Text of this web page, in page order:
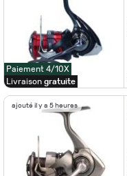
Paiement 4/10X
Livraison gratuite
ajouté il y a 5 heures